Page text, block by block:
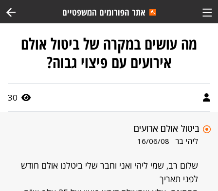
אתר הפורומים המשפטיים
מה עושים במקרה של ביטול אולם
אירועים עם פיצוי גבוה?
30
ביטול אולם ארועים
ליהי בר 16/06/08
שלום רב, שמי ליהי ואני וחבר שלי ביטלנו אולם חודש
לפני תאריך